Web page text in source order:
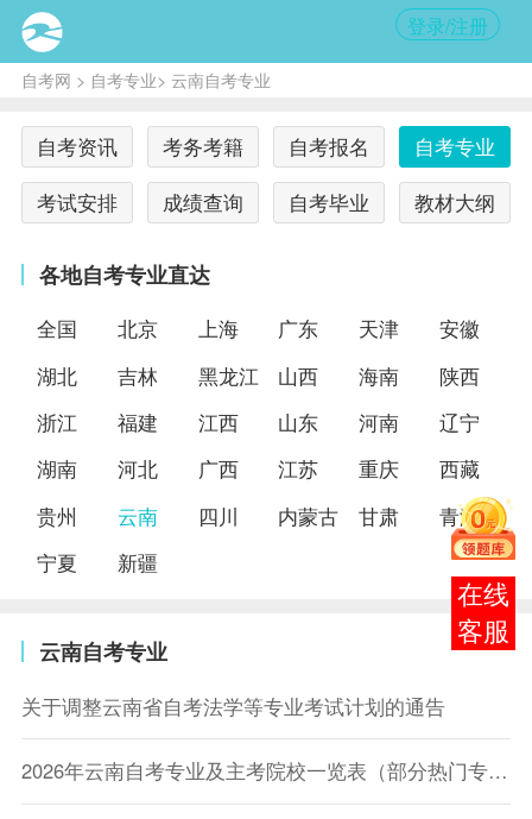
登录/注册
自考网 > 自考专业> 云南自考专业
自考资讯 考务考籍 自考报名
自考专业
考试安排
成绩查询 自考毕业 教材大纲
各地自考专业直达
全国 北京 上海 广东 天津
安徽
湖北
吉林 黑龙江 山西 海南
陕西
浙江
福建 江西 山东 河南
辽宁
湖南
河北 广西 江苏 重庆
西藏
贵州
云南 四川 内蒙古 甘肃
青海
宁夏
新疆
云南自考专业
关于调整云南省自考法学等专业考试计划的通告
2026年云南自考专业及主考院校一览表（部分热门专业）
在线
客服